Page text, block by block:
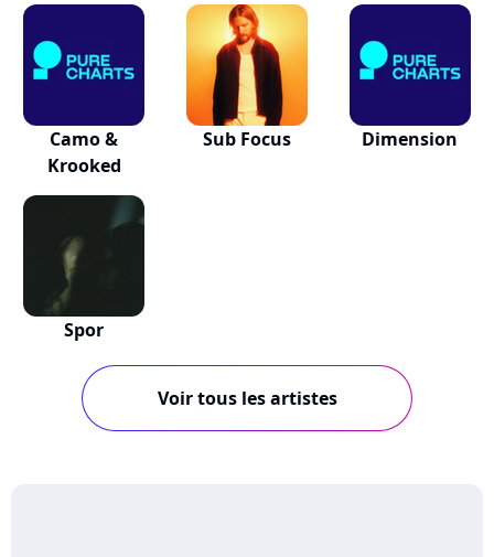
Camo &
Krooked
Sub Focus Dimension
Spor
Voir tous les artistes